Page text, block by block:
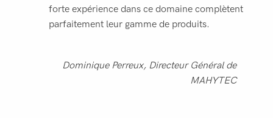
forte expérience dans ce domaine complètent
parfaitement leur gamme de produits.
Dominique Perreux, Directeur Général de
MAHYTEC